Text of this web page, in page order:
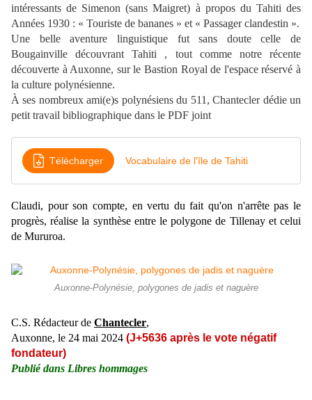
intéressants de Simenon (sans Maigret) à propos du Tahiti des
Années 1930 : « Touriste de bananes » et « Passager clandestin ».
Une belle aventure linguistique fut sans doute celle de
Bougainville découvrant Tahiti , tout comme notre récente
découverte à Auxonne, sur le Bastion Royal de l'espace réservé à
la culture polynésienne.
À ses nombreux ami(e)s polynésiens du 511, Chantecler dédie un
petit travail bibliographique dans le PDF joint
Télécharger Vocabulaire de l'île de Tahiti
Claudi, pour son compte, en vertu du fait qu'on n'arrête pas le
progrès, réalise la synthèse entre le polygone de Tillenay et celui
de Mururoa.
Auxonne-Polynésie, polygones de jadis et naguère
C.S. Rédacteur de Chantecler,
Auxonne, le 24 mai 2024 (J+5636 après le vote négatif
fondateur)
Publié dans Libres hommages